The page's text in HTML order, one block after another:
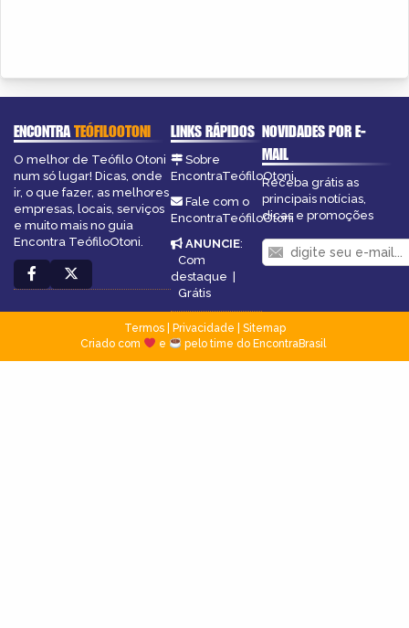
ENCONTRATEÓFILOOTONI
O melhor de Teófilo Otoni
num só lugar! Dicas, onde
ir, o que fazer, as melhores
empresas, locais, serviços
e muito mais no guia
Encontra TeófiloOtoni.
LINKS RÁPIDOS
Sobre
EncontraTeófiloOtoni
Fale com o
EncontraTeófiloOtoni
ANUNCIE:
Com
destaque
Grátis
NOVIDADES POR E-
MAIL
Receba grátis as
principais notícias,
dicas e promoções
Termos| Privacidade
Sitemap
Criado com
e pelo time do EncontraBrasil